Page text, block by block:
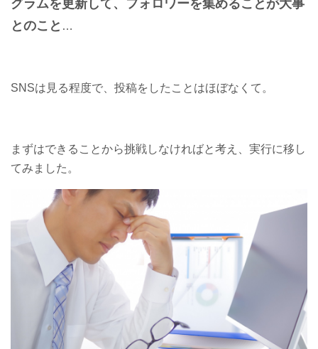
グラムを更新して、フォロワーを集めることが大事
とのこと …
SNSは見る程度で、投稿をしたことはほぼなくて。
まずはできることから挑戦しなければと考え、実行に移し
てみました。